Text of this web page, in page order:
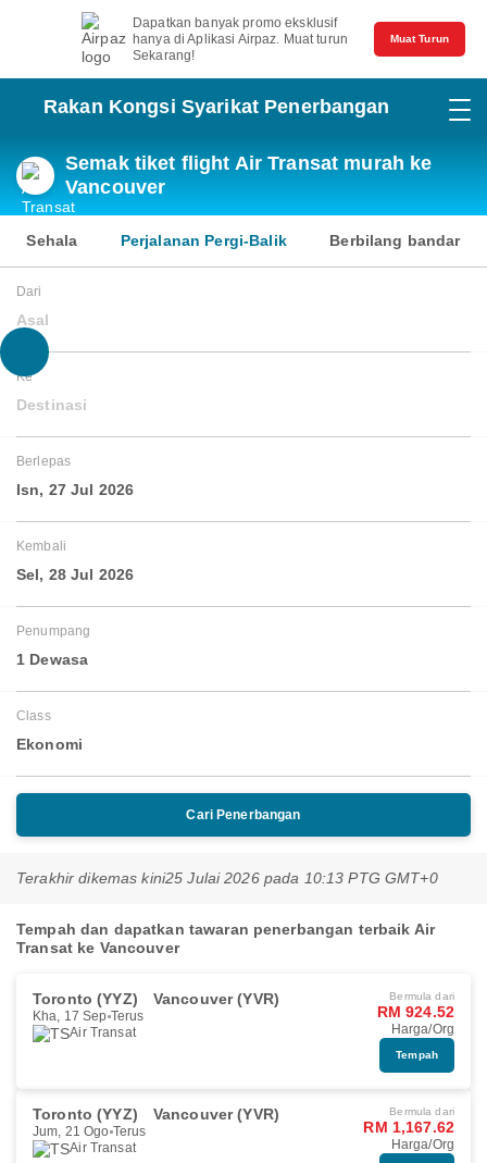
Dapatkan banyak promo eksklusif
hanya di Aplikasi Airpaz. Muat turun
Sekarang!
Muat Turun
Rakan Kongsi Syarikat Penerbangan
Semak tiket flight Air Transat murah ke
Vancouver
Sehala Perjalanan Pergi-Balik Berbilang bandar
Dari
Asal
Ke
Destinasi
Berlepas
Isn, 27 Jul 2026
Kembali
Sel, 28 Jul 2026
Penumpang
1 Dewasa
Class
Ekonomi
Cari Penerbangan
Terakhir dikemas kini25 Julai 2026 pada 10:13 PTG GMT+0
Tempah dan dapatkan tawaran penerbangan terbaik Air
Transat ke Vancouver
Toronto (YYZ) Vancouver (YVR)
Kha, 17 Sep Terus
Air Transat
Bermula dari
RM 924.52
Harga/Org
Tempah
Toronto (YYZ) Vancouver (YVR)
Jum, 21 Ogo Terus
Air Transat
Bermula dari
RM 1,167.62
Harga/Org